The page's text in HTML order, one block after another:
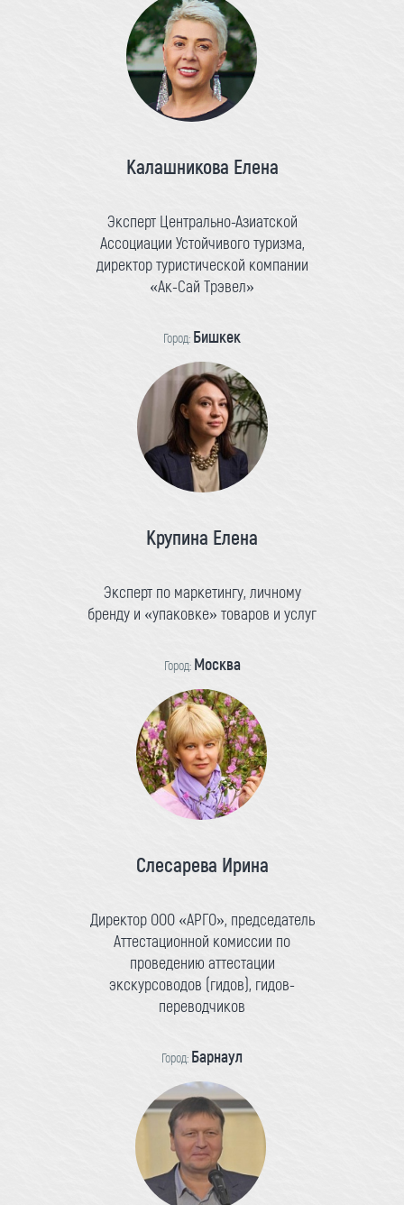
Калашникова Елена
Эксперт Центрально-Азиатской
Ассоциации Устойчивого туризма,
директор туристической компании
«Ак-Сай Трэвел»
Город: Бишкек
Крупина Елена
Эксперт по маркетингу, личному
бренду и «упаковке» товаров и услуг
Город: Москва
Слесарева Ирина
Директор ООО «АРГО», председатель
Аттестационной комиссии по
проведению аттестации
экскурсоводов (гидов), гидов-
переводчиков
Город: Барнаул